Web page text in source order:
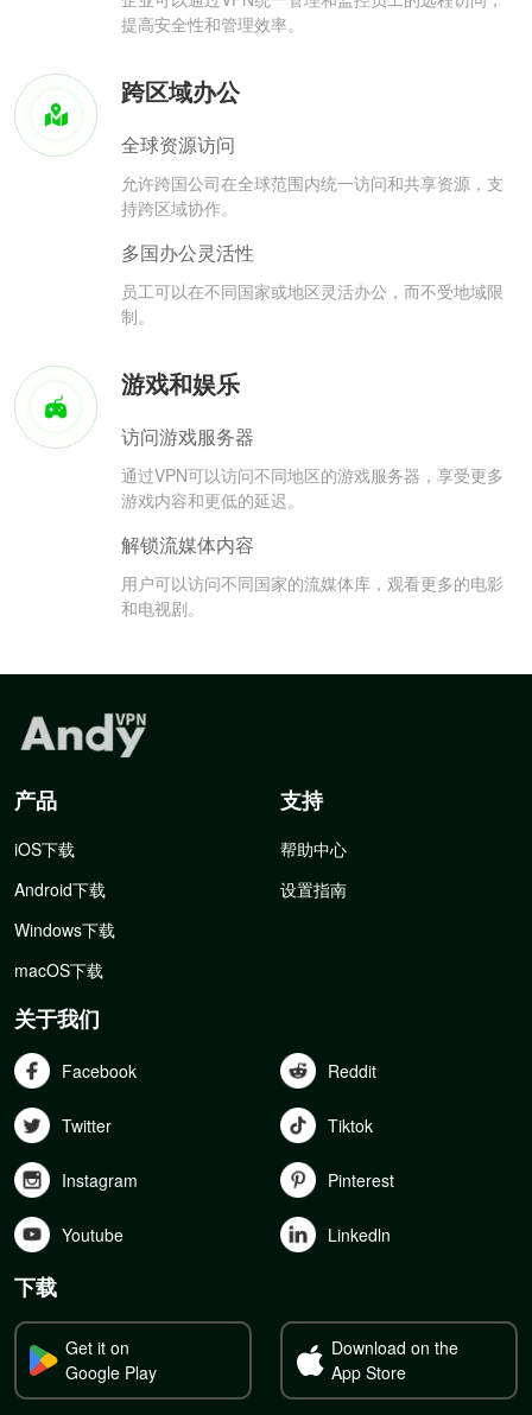
提高安全性和管理效率。
跨区域办公
全球资源访问
允许跨国公司在全球范围内统一访问和共享资源，支
持跨区域协作。
多国办公灵活性
员工可以在不同国家或地区灵活办公，而不受地域限
制。
游戏和娱乐
访问游戏服务器
通过VPN可以访问不同地区的游戏服务器，享受更多
游戏内容和更低的延迟。
解锁流媒体内容
用户可以访问不同国家的流媒体库，观看更多的电影
和电视剧。
产品
iOS下载
Android下载
Windows下载
macOS下载
支持
帮助中心
设置指南
关于我们
Facebook Reddit
Twitter Tiktok
Instagram Pinterest
Youtube Linkedln
下载
Get it on
Google Play
Download on the
App Store